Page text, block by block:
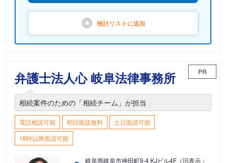
検討リストに追加
弁護士法人心 岐阜法律事務所 PR
相続案件のための「相続チーム」が担当
電話相談可能 初回面談無料
土日面談可能
18時以降面談可能
岐阜県岐阜市神田町9-4 KJビル4F（旧表示：